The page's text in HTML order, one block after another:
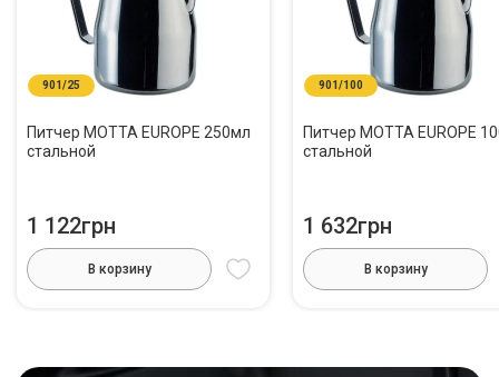
901/25
Питчер MOTTA EUROPE 250мл
стальной
1 122грн
В корзину
901/100
Питчер MOTTA EUROPE
стальной
1 632грн
В корзину